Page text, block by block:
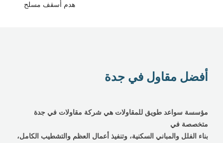
هدم أسقف مسلح
أفضل مقاول في جدة
مؤسسة سواعد طويق للمقاولات هي شركة مقاولات في جدة
متخصصة في
بناء الفلل والمباني السكنية، وتنفيذ أعمال العظم والتشطيب الكامل،